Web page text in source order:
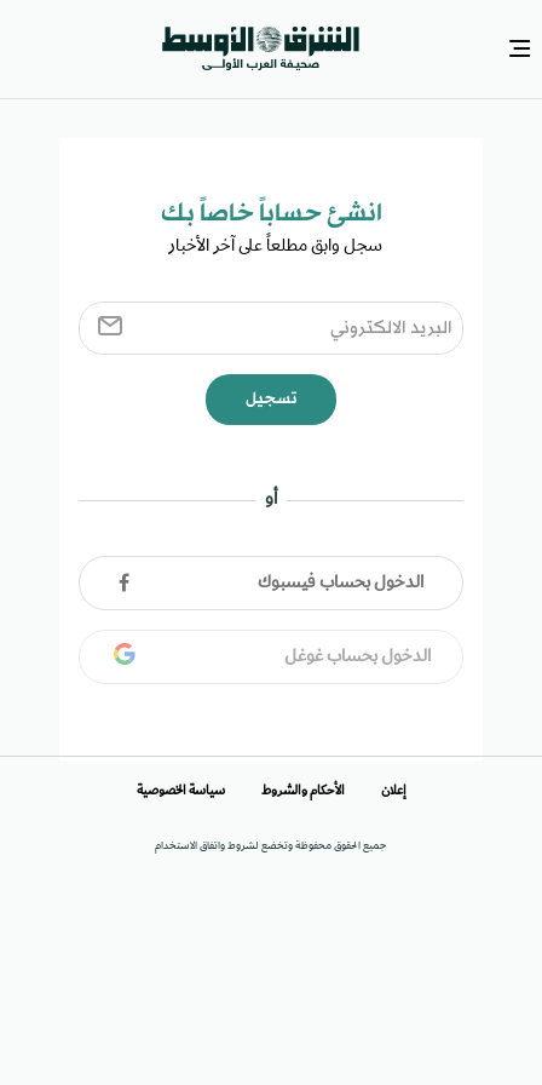
انشئ حساباً خاصاً بك​
سجل وابق مطلعاً على آخر الأخبار ​
تسجيل
أو
الدخول بحساب فيسبوك
الدخول بحساب غوغل
جميع الحقوق محفوظة وتخضع لشروط واتفاق الاستخدام
إعلان الأحكام والشروط سياسة الخصوصية